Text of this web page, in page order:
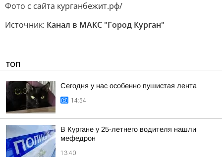
Фото с сайта курганбежит.рф/
Источник: Канал в МАКС "Город Курган"
ТОП
Сегодня у нас особенно пушистая лента
14:54
В Кургане у 25-летнего водителя нашли
мефедрон
13:40